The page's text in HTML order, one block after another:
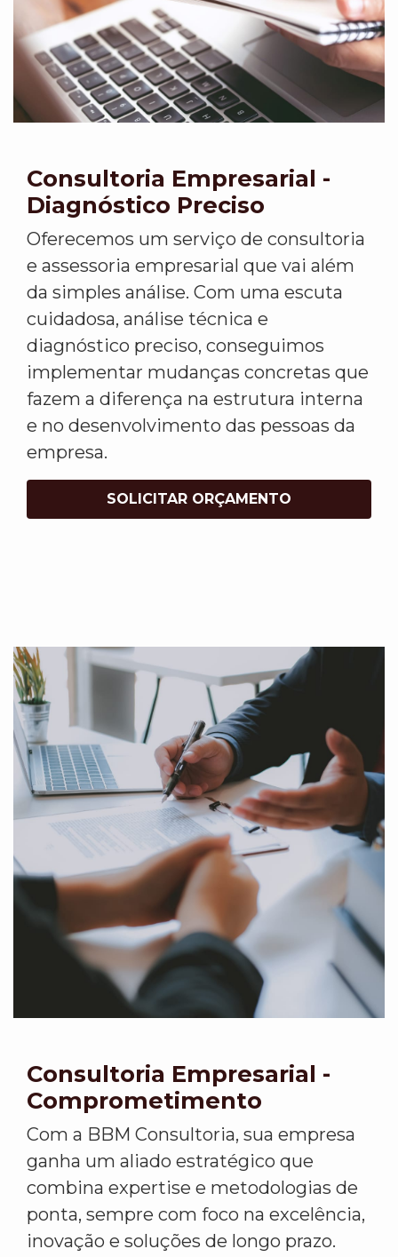
Consultoria Empresarial -
Diagnóstico Preciso
Oferecemos um serviço de consultoria
e assessoria empresarial que vai além
da simples análise. Com uma escuta
cuidadosa, análise técnica e
diagnóstico preciso, conseguimos
implementar mudanças concretas que
fazem a diferença na estrutura interna
e no desenvolvimento das pessoas da
empresa.
SOLICITAR ORÇAMENTO
Consultoria Empresarial -
Comprometimento
Com a BBM Consultoria, sua empresa
ganha um aliado estratégico que
combina expertise e metodologias de
ponta, sempre com foco na excelência,
inovação e soluções de longo prazo.